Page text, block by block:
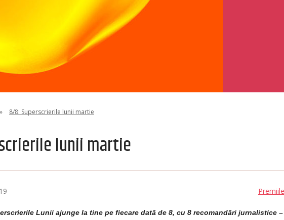
» 8/8: Superscrierile lunii martie
lunii martie
Lunii ajunge la tine pe fiecare dată de 8, cu 8 recomandări jurnalistice